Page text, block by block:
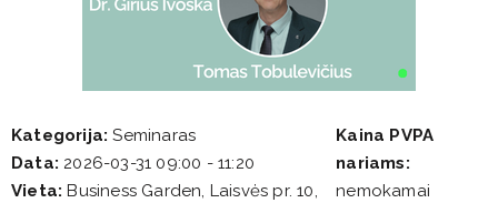
Kategorija: Seminaras
Data: 2026-03-31 09:00 - 11:20
Vieta: Business Garden, Laisvės pr. 10,
Kaina PVPA
nariams:
nemokamai